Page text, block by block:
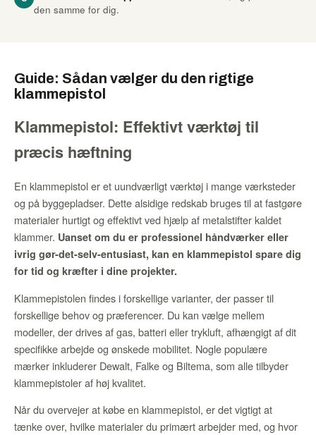
den samme for dig.
Guide: Sådan vælger du den rigtige
klammepistol
Klammepistol: Effektivt værktøj til
præcis hæftning
En klammepistol er et uundværligt værktøj i mange værksteder
og på byggepladser. Dette alsidige redskab bruges til at fastgøre
materialer hurtigt og effektivt ved hjælp af metalstifter kaldet
klammer. Uanset om du er professionel håndværker eller
ivrig gør-det-selv-entusiast, kan en klammepistol spare dig
for tid og kræfter i dine projekter.
Klammepistolen findes i forskellige varianter, der passer til
forskellige behov og præferencer. Du kan vælge mellem
modeller, der drives af gas, batteri eller trykluft, afhængigt af dit
specifikke arbejde og ønskede mobilitet. Nogle populære
mærker inkluderer Dewalt, Falke og Biltema, som alle tilbyder
klammepistoler af høj kvalitet.
Når du overvejer at købe en klammepistol, er det vigtigt at
tænke over, hvilke materialer du primært arbejder med, og hvor